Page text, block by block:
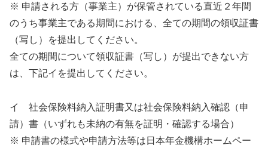
※ 申請される方（事業主）が保管されている直近２年間
のうち事業主である期間における、全ての期間の領収証書
（写し）を提出してください。
全ての期間について領収証書（写し）が提出できない方
は、下記イを提出してください。
イ 社会保険料納入証明書又は社会保険料納入確認（申
請）書（いずれも未納の有無を証明・確認する場合）
※ 申請書の様式や申請方法等は日本年金機構ホームペー